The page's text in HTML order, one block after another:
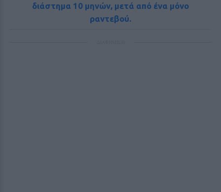
διάστημα 10 μηνών, μετά από ένα μόνο
ραντεβού.